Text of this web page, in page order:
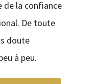
de la confiance
De toute
doute
à peu.